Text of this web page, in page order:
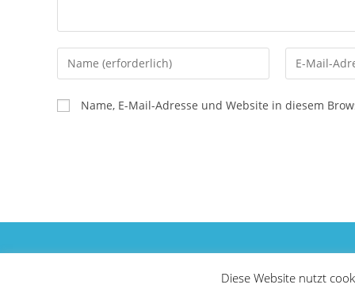
Gib
deinen
Namen
oder
Gib
deine
Name, E-Mail-Adresse und Website in diesem
Copyright - WordPress Theme by OceanWP
Diese Website nutzt